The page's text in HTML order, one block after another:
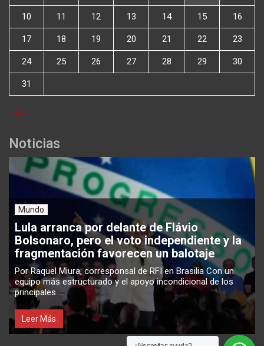
10 11 12 13 14 15 16
17 18 19 20 21 22 23
24 25 26 27 28 29 30
31
« Jul
Noticias
Mundo
Lula arranca por delante de Flávio
Bolsonaro, pero el voto independiente y la
fragmentación favorecen un balotaje
Por Raquel Miura, corresponsal de RFI en Brasilia Con un
equipo más estructurado y el apoyo incondicional de los
principales ...
Leer Más